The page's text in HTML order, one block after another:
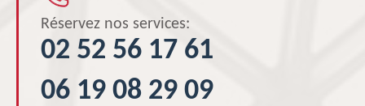
Réservez nos services:
02 52 56 17 61
06 19 08 29 09